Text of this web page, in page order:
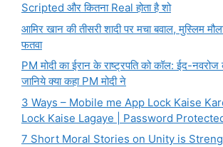
Scripted और कितना Real होता है शो
आमिर खान की तीसरी शादी पर मचा बवाल, मुस्लिम
फतवा
PM मोदी का ईरान के राष्ट्रपति को कॉल: ईद-
जानिये क्या कहा PM मोदी ने
3 Ways – Mobile me App Lock Kaise
Lock Kaise Lagaye | Password
7 Short Moral Stories on Unity is